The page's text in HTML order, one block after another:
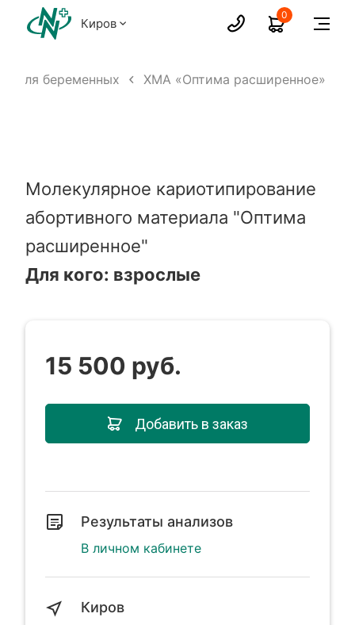
Киров
0
для беременных ХМА «Оптима расширенное»
Молекулярное кариотипирование
абортивного материала "Оптима
расширенное"
Для кого: взрослые
15 500 руб.
Добавить в заказ
Результаты анализов
В личном кабинете
Киров